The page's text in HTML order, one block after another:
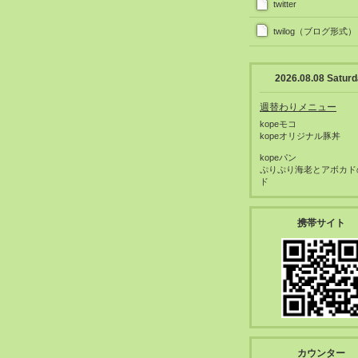
twitter
twilog（ブログ形式）
2026.08.08
週替わりメニュー
kopeモコ
kopeオリジナル豚丼
kopeパン
ぷりぷり海老とアボカド
ド
携帯サイト
カウンター